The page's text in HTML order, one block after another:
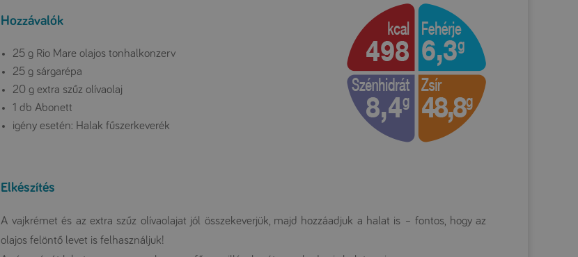
Hozzávalók
25 g Rio Mare olajos tonhalkonzerv
25 g sárgarépa
20 g extra szűz olívaolaj
1 db Abonett
igény esetén: Halak fűszerkeverék
Elkészítés
A vajkrémet és az extra szűz olívaolajat jól összekeverjük, majd hozzáadjuk a halat is – fontos, hogy az
olajos felöntő levet is felhasználjuk!